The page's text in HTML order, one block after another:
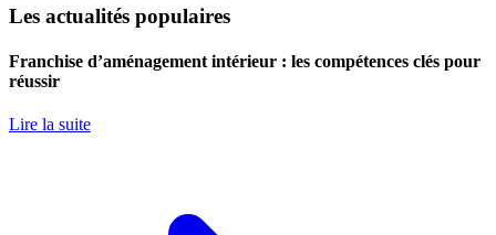
Les actualités populaires
Franchise d’aménagement intérieur : les compétences clés pour
réussir
Lire la suite